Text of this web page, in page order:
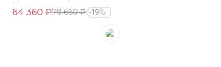
64 360 ₽79 660 ₽ 19%